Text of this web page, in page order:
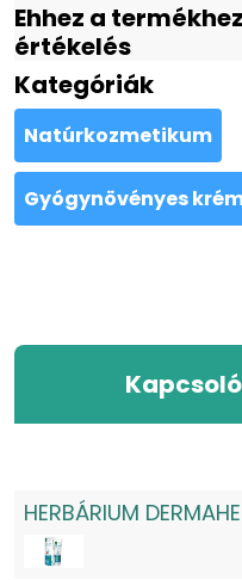
Ehhez a
értékelés
Kategóriák
Natúrkozmetikum
Gyógynövényes
HERBÁRIUM